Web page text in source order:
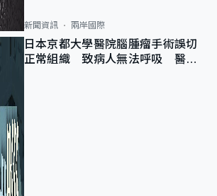
新聞資訊 兩岸國際
日本京都大學醫院腦腫瘤手術誤切
正常組織 致病人無法呼吸 醫院